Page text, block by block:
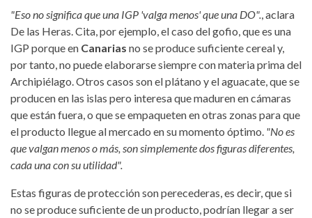
"Eso no significa que una IGP 'valga menos' que una DO"., aclara
De las Heras. Cita, por ejemplo, el caso del gofio, que es una
IGP porque en Canarias no se produce suficiente cereal y,
por tanto, no puede elaborarse siempre con materia prima del
Archipiélago. Otros casos son el plátano y el aguacate, que se
producen en las islas pero interesa que maduren en cámaras
que están fuera, o que se empaqueten en otras zonas para que
el producto llegue al mercado en su momento óptimo. "No es
que valgan menos o más, son simplemente dos figuras diferentes,
cada una con su utilidad".
Estas figuras de protección son perecederas, es decir, que si
no se produce suficiente de un producto, podrían llegar a ser